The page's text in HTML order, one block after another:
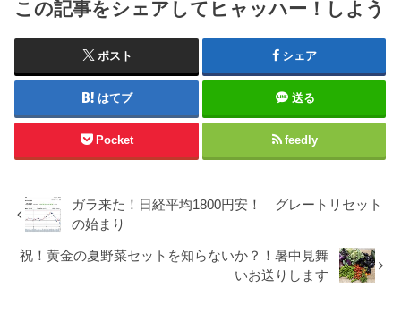
この記事をシェアしてヒャッハー！しよう
ポスト シェア
はてブ 送る
Pocket feedly
ガラ来た！日経平均1800円安！ グレートリセット
の始まり
祝！黄金の夏野菜セットを知らないか？！暑中見舞
いお送りします